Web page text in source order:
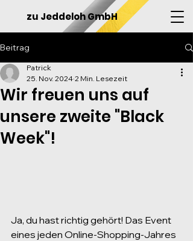
zu Jeddeloh GmbH
Beitrag
Wir freuen uns auf
unsere zweite "Black
Week"!
Patrick
25. Nov. 2024 2 Min. Lesezeit
Ja, du hast richtig gehört! Das Event
eines jeden Online-Shopping-Jahres